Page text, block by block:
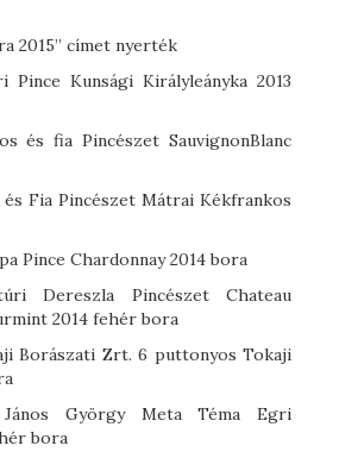
2015” címet nyerték
Pince Kunsági Királyleányka 2013
és fia Pincészet SauvignonBlanc
Fia Pincészet Mátrai Kékfrankos
Pince Chardonnay 2014 bora
Dereszla Pincészet Chateau
2014 fehér bora
Borászati Zrt. 6 puttonyos Tokaji
György Meta Téma Egri
bora